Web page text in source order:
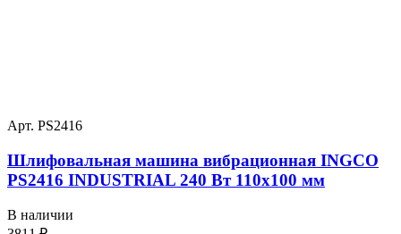
Арт. PS2416
Шлифовальная машина вибрационная INGCO
PS2416 INDUSTRIAL 240 Вт 110х100 мм
В наличии